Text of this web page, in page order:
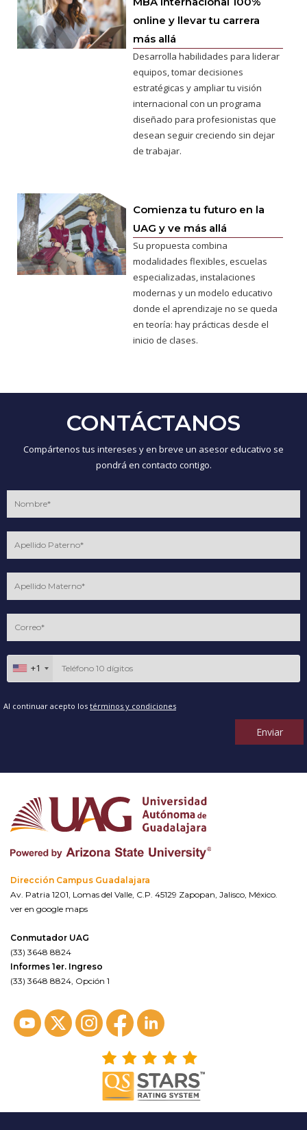
online y llevar tu carrera
más allá
Desarrolla habilidades para liderar
equipos, tomar decisiones
estratégicas y ampliar tu visión
internacional con un programa
diseñado para profesionistas que
desean seguir creciendo sin dejar
de trabajar.
Comienza tu futuro en la
UAG y ve más allá
Su propuesta combina
modalidades flexibles, escuelas
especializadas, instalaciones
modernas y un modelo educativo
donde el aprendizaje no se queda
en teoría: hay prácticas desde el
inicio de clases.
CONTÁCTANOS
Compártenos tus intereses y en breve un asesor educativo se
pondrá en contacto contigo.
+1
Al continuar acepto los términos y condiciones
Enviar
Dirección Campus Guadalajara
Av. Patria 1201, Lomas del Valle, C.P. 45129 Zapopan, Jalisco, México.
ver en google maps
Conmutador UAG
(33) 3648 8824
Informes 1er. Ingreso
(33) 3648 8824, Opción 1